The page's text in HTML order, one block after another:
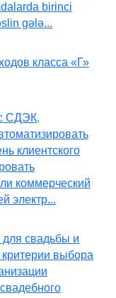
birinci
gələ...
класса «Г»
СДЭК,
клиентского
коммерческий
электр...
для свадьбы и
выбора